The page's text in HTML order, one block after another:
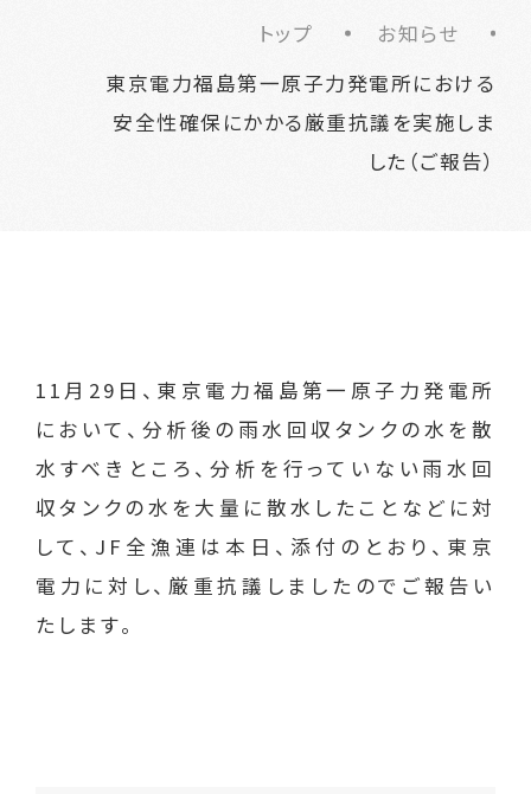
トップ
お知らせ
東京電力福島第一原子力発電所における
安全性確保にかかる厳重抗議を実施しま
した（ご報告）
11月29日、東京電力福島第一原子力発電所
において、分析後の雨水回収タンクの水を散
水すべきところ、分析を行っていない雨水回
収タンクの水を大量に散水したことなどに対
して、JF全漁連は本日、添付のとおり、東京
電力に対し、厳重抗議しましたのでご報告い
たします。